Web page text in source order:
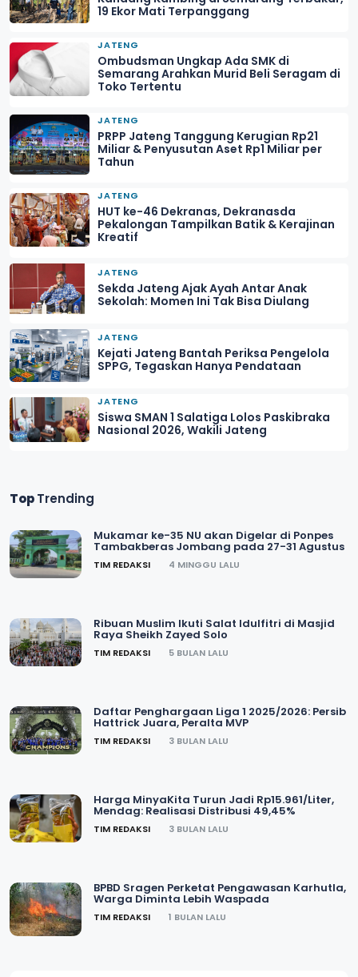
19 Ekor Mati Terpanggang
JATENG
Ombudsman Ungkap Ada SMK di
Semarang Arahkan Murid Beli Seragam di
Toko Tertentu
JATENG
PRPP Jateng Tanggung Kerugian Rp21
Miliar & Penyusutan Aset Rp1 Miliar per
Tahun
JATENG
HUT ke-46 Dekranas, Dekranasda
Pekalongan Tampilkan Batik & Kerajinan
Kreatif
JATENG
Sekda Jateng Ajak Ayah Antar Anak
Sekolah: Momen Ini Tak Bisa Diulang
JATENG
Kejati Jateng Bantah Periksa Pengelola
SPPG, Tegaskan Hanya Pendataan
JATENG
Siswa SMAN 1 Salatiga Lolos Paskibraka
Nasional 2026, Wakili Jateng
TopTrending
Mukamar ke-35 NU akan Digelar di Ponpes
Tambakberas Jombang pada 27-31 Agustus
TIM REDAKSI 4 MINGGU LALU
Ribuan Muslim Ikuti Salat Idulfitri di Masjid
Raya Sheikh Zayed Solo
TIM REDAKSI 5 BULAN LALU
Daftar Penghargaan Liga 1 2025/2026: Persib
Hattrick Juara, Peralta MVP
TIM REDAKSI 3 BULAN LALU
Harga MinyaKita Turun Jadi Rp15.961/Liter,
Mendag: Realisasi Distribusi 49,45%
TIM REDAKSI 3 BULAN LALU
BPBD Sragen Perketat Pengawasan Karhutla,
Warga Diminta Lebih Waspada
TIM REDAKSI 1 BULAN LALU